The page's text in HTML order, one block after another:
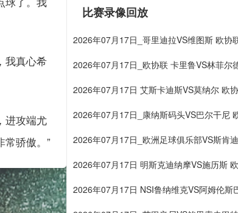
我真心希
进攻端尤
常骄傲。”
比赛录像回放
2026年07月17日_哥里迪拉VS维图斯 欧协
2026年07月17日_欧协联 卡里鲁VS林菲尔
2026年07月17日 艾斯卡迪斯VS莫纳尔 欧
2026年07月17日_康纳斯码头VS巴尔干尼
2026年07月17日_欧洲足球俱乐部VS斯肯
2026年07月17日 明斯克迪纳摩VS施历斯
2026年07月17日 NSI鲁纳维克VS阿姆伦斯